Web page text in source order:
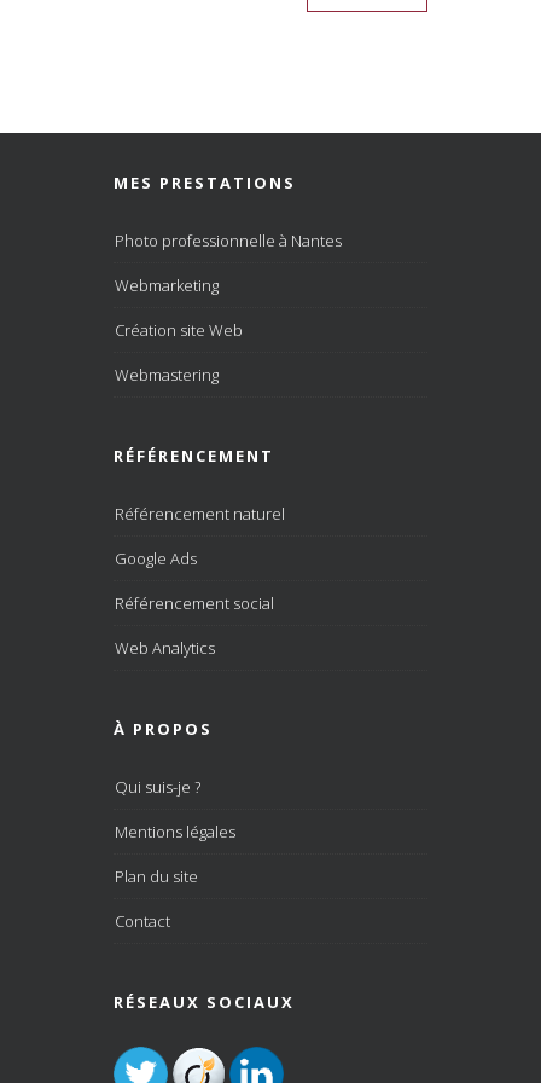
MES PRESTATIONS
Photo professionnelle à Nantes
Webmarketing
Création site Web
Webmastering
RÉFÉRENCEMENT
Référencement naturel
Google Ads
Référencement social
Web Analytics
À PROPOS
Qui suis-je ?
Mentions légales
Plan du site
Contact
RÉSEAUX SOCIAUX